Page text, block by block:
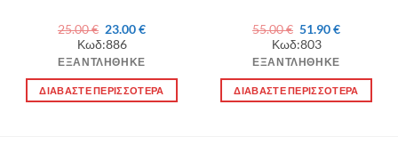
25.00€ Original
price
was:
25.00 €.
23.00€Η
Κωδ:886
ΕΞΑΝΤΛΉΘΗΚΕ
ΔΙΑΒΆΣΤΕ ΠΕΡΙΣΣΌΤΕΡΑ
55.00€ Original
price
was:
55.00 €.
51.90€Η
Κωδ:803
ΕΞΑΝΤΛΉΘΗΚΕ
ΔΙΑΒΆΣΤΕ ΠΕΡΙΣΣΌΤΕΡΑ